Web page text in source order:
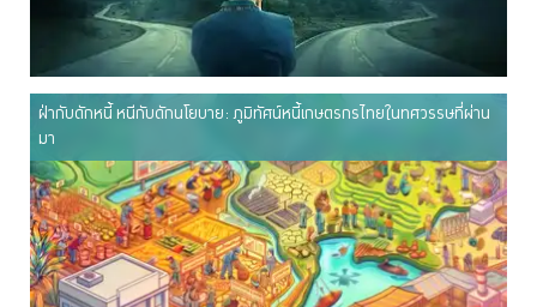
ฝ่ากับดักหนี้ หนีกับดักนโยบาย: ภูมิทัศน์หนี้เกษตรกรไทยในทศวรรษที่ผ่าน
มา